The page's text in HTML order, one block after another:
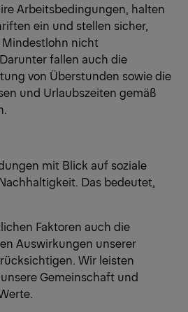
Arbeitsbedingungen, halten
ein und stellen sicher,
Mindestlohn nicht
fallen auch die
von Überstunden sowie die
und Urlaubszeiten gemäß
mit Blick auf soziale
Das bedeutet,
Faktoren auch die
Auswirkungen unserer
Wir leisten
Gemeinschaft und